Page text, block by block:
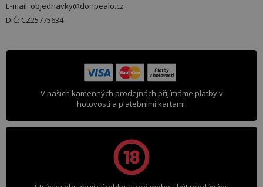
E-mail: objednavky@donpealo.cz
DIČ: CZ25775634
V našich kamenných prodejnách přijímáme platby v
hotovosti a platebními kartami.